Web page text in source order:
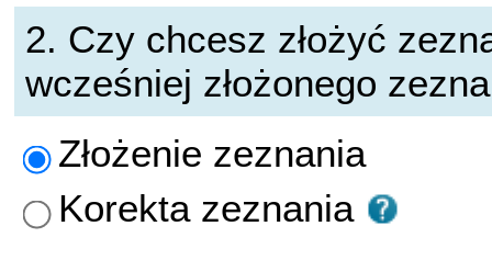
2. Czy chcesz złożyć
wcześniej złożonego
Złożenie zeznania
Korekta zeznania